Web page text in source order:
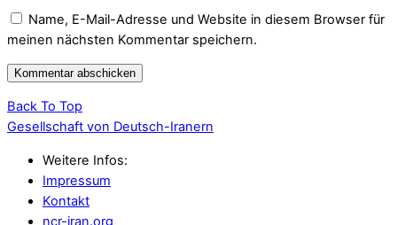
Name, E-Mail-Adresse und Website in diesem Browser für
meinen nächsten Kommentar speichern.
Back To Top
Gesellschaft von Deutsch-Iranern
Weitere Infos:
Impressum
Kontakt
ncr-iran.org